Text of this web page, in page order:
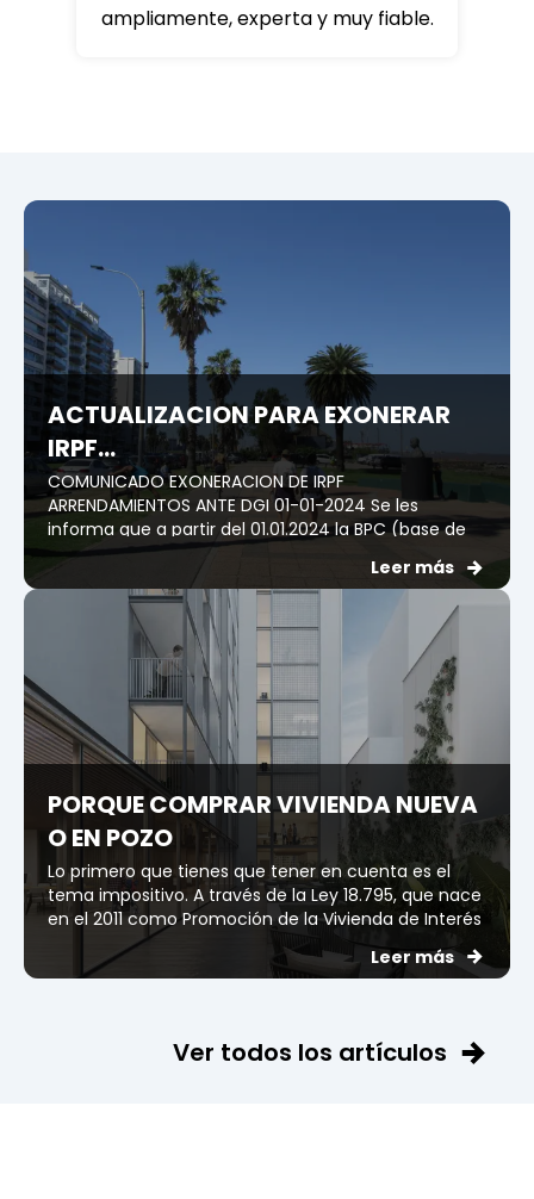
ampliamente, experta y muy fiable.
ACTUALIZACION PARA EXONERAR
IRPF...
COMUNICADO EXONERACION DE IRPF
ARRENDAMIENTOS ANTE DGI 01-01-2024 Se les
informa que a partir del 01.01.2024 la BPC (base de
prestaciones y contribuciones) aumentó a $ 6.177.
Por lo tanto, EL MÍNIMO...
Leer más
PORQUE COMPRAR VIVIENDA NUEVA
O EN POZO
Lo primero que tienes que tener en cuenta es el
tema impositivo. A través de la Ley 18.795, que nace
en el 2011 como Promoción de la Vivienda de Interés
Social y que actualmente se denomina Ley de...
Leer más
Ver todos los artículos